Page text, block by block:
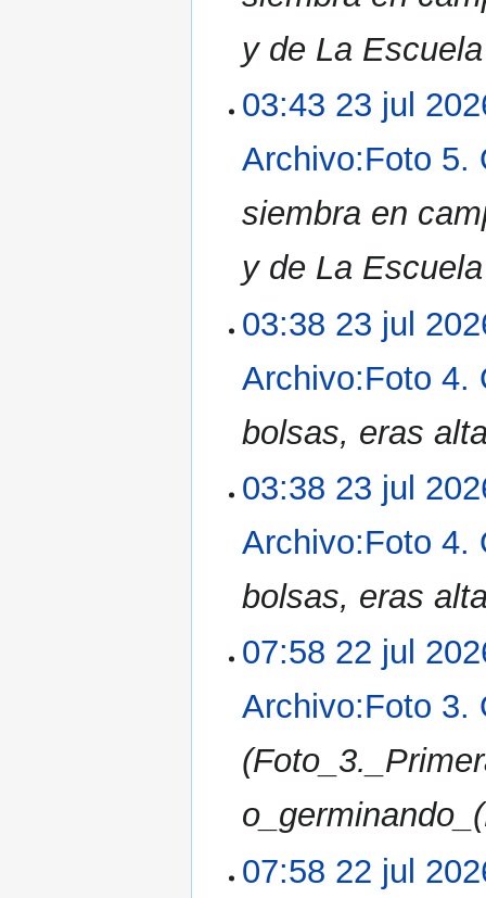
y de La
03:43 23 jul
Archivo:Foto 5.
siembra en
y de La
03:38 23 jul
Archivo:Foto 4.
bolsas, eras
03:38 23 jul
Archivo:Foto 4.
bolsas, eras
07:58 22 jul
Archivo:Foto 3.
07:58 22 jul